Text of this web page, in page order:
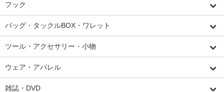
フック
バッグ・タックルBOX・ワレット
ツール・アクセサリー・小物
ウェア・アパレル
雑誌・DVD